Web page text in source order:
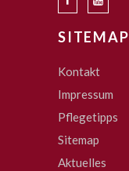
SITEMAP
Kontakt
Impressum
Pflegetipps
Sitemap
Aktuelles